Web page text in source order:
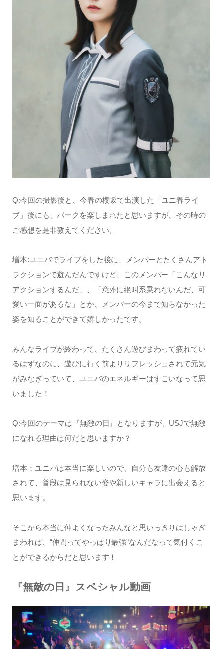
Q:今回の撮影後と、今春の櫻坂で出演した「ユニ春ライ
ブ」後にも、パークを楽しまれたと思いますが、その時の
ご感想を是非教えてください。
増本:ユニバでライブをした後に、メンバーとたくさんアト
ラクションで遊んだんですけど、このメンバー「こんなリ
アクションするんだ」、「意外に絶叫系乗れないんだ、可
愛い一面があるな」とか、メンバーの今まで知らなかった
姿を知ることができて嬉しかったです。
みんなライブが終わって、たくさん遊びまわって疲れてい
るはずなのに、遊びに行く前よりリフレッシュされて元気
がみなぎっていて、ユニバのエネルギーはすごいなって思
いました！
Q:今回のテーマは『無敵の日』となりますが、USJで無敵
になれる理由は何だと思いますか？
増本：ユニバは本当に楽しいので、自分も友達の心も解放
されて、普段は見られない姿や新しいキャラに出会えると
思います。
そこから本当に仲よくなったみんなと思いっきりはしゃぎ
まわれば、“仲間ってやっぱり最強”なんだなって気付くこ
とができるからだと思います！
『無敵の日』スペシャル動画